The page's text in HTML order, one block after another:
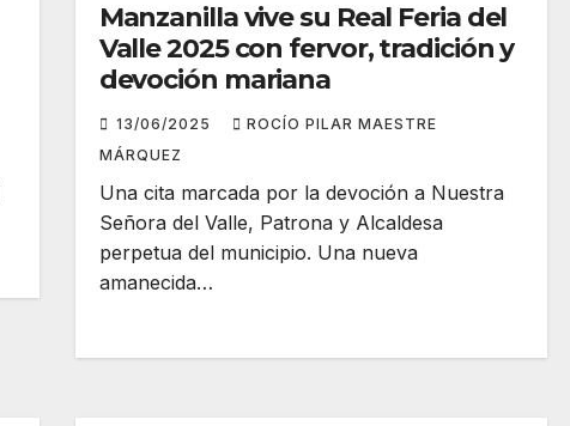
Manzanilla vive su Real Feria del
Valle 2025 con fervor, tradición y
devoción mariana
13/06/2025
ROCÍO PILAR MAESTRE
MÁRQUEZ
Una cita marcada por la devoción a Nuestra
Señora del Valle, Patrona y Alcaldesa
perpetua del municipio. Una nueva
amanecida…